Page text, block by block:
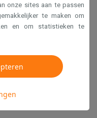
onze sites aan te passen
te maken om
en om statistieken te